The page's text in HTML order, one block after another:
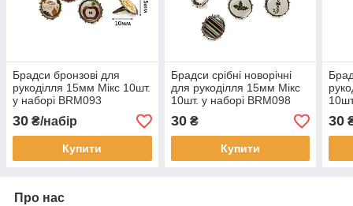
Брадси бронзові для
рукоділля 15мм Мікс 10шт.
у наборі BRM093
30 ₴/набір
Купити
Брадси срібні новорічні
для рукоділля 15мм Мікс
10шт. у наборі BRM098
30₴
Купити
30
Про нас